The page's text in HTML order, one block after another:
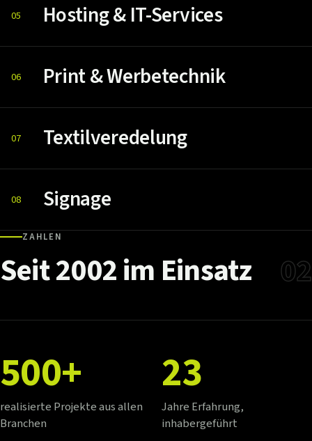
05 Hosting & IT-Services
06 Print & Werbetechnik
07 Textilveredelung
08 Signage
ZAHLEN
Seit2002im Einsatz 02
500+
realisierte Projekte aus allen
Branchen
23
Jahre Erfahrung,
inhabergeführt